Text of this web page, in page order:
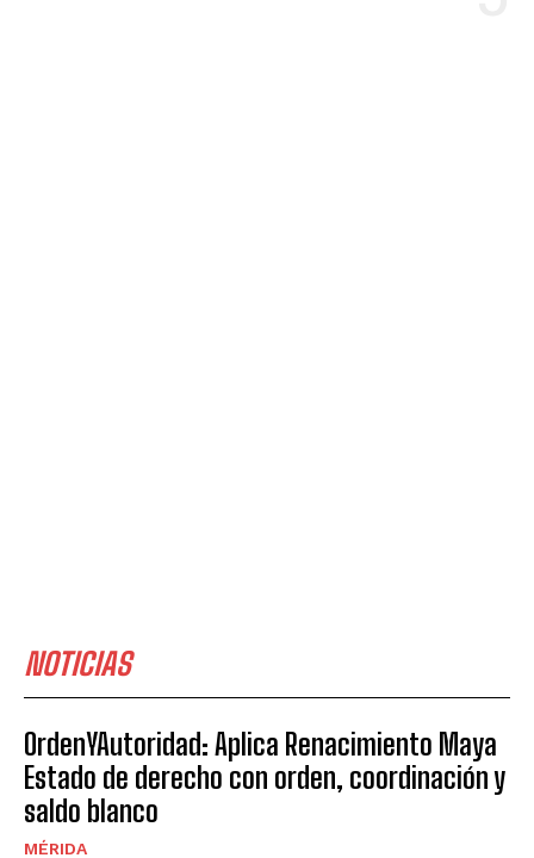
NOTICIAS
OrdenYAutoridad: Aplica Renacimiento Maya
Estado de derecho con orden, coordinación y
saldo blanco
MÉRIDA